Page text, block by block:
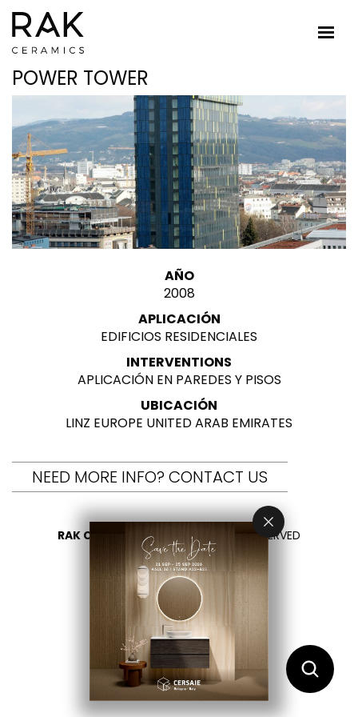
POWER TOWER
AÑO
2008
APLICACIÓN
EDIFICIOS RESIDENCIALES
INTERVENTIONS
APLICACIÓN EN PAREDES Y PISOS
UBICACIÓN
LINZ EUROPE UNITED ARAB EMIRATES
NEED MORE INFO? CONTACT US
RAK CERAMICS 2026 - ALL RIGHTS RESERVED
PRIVACY
CONTÁCTENOS
SELECCIONA TU PAÍS
ES
EN